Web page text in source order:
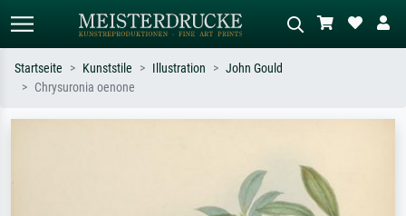
Ölgemälde, Stehender Akt neben einem
Baum.
Startseite Kunststile Illustration
John Gould
Chrysuronia oenone